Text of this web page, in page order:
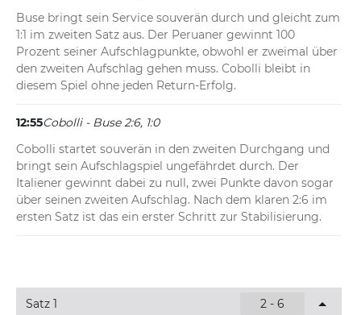
Buse bringt sein Service souverän durch und gleicht zum
1:1 im zweiten Satz aus. Der Peruaner gewinnt 100
Prozent seiner Aufschlagpunkte, obwohl er zweimal über
den zweiten Aufschlag gehen muss. Cobolli bleibt in
diesem Spiel ohne jeden Return-Erfolg.
12:55Cobolli - Buse 2:6, 1:0
Cobolli startet souverän in den zweiten Durchgang und
bringt sein Aufschlagspiel ungefährdet durch. Der
Italiener gewinnt dabei zu null, zwei Punkte davon sogar
über seinen zweiten Aufschlag. Nach dem klaren 2:6 im
ersten Satz ist das ein erster Schritt zur Stabilisierung.
Satz 1 2 - 6